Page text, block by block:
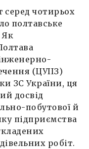
серед чотирьох
полтавське
Як
(ЦУІІЗ)
ЗС України, ця
досвід
побутової й
підприємства
робіт.